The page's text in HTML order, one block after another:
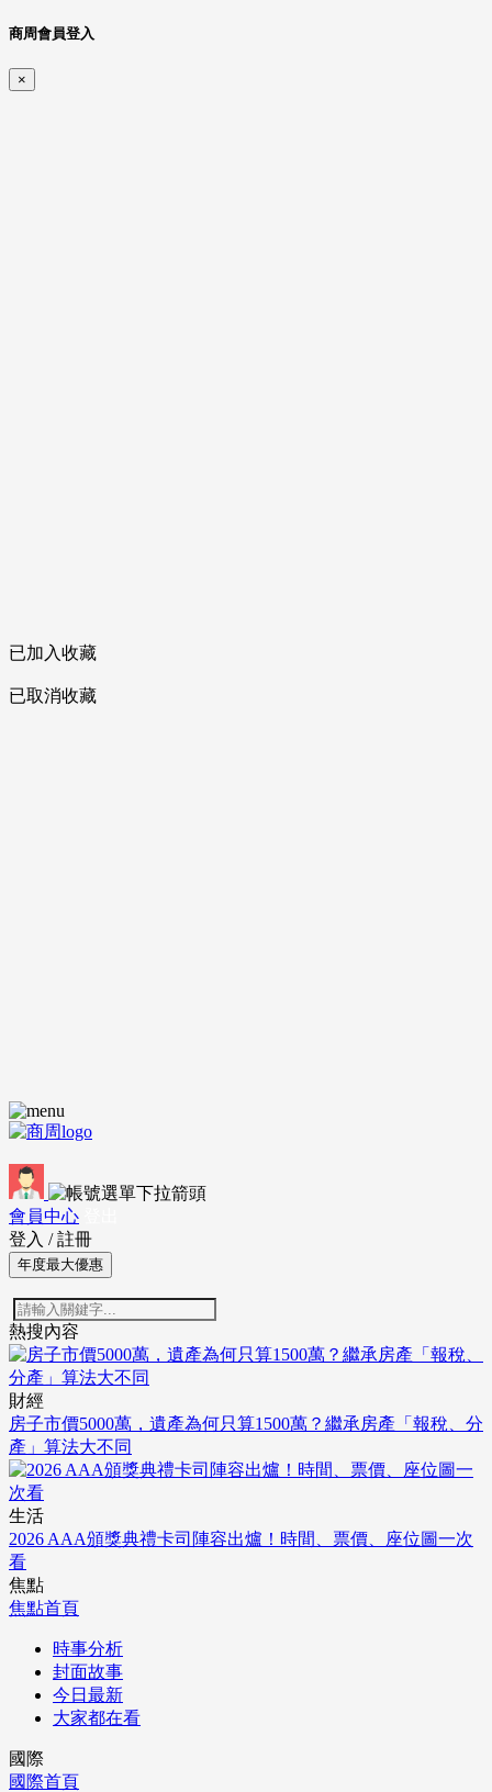
商周會員登入
×
已加入收藏
已取消收藏
會員中心
登入 / 註冊
年度最大優惠
熱搜內容
財經
房子市價5000萬，遺產為何只算1500萬？繼承房產「報稅、分
產」算法大不同
生活
2026 AAA頒獎典禮卡司陣容出爐！時間、票價、座位圖一次
看
焦點
焦點首頁
時事分析
封面故事
今日最新
大家都在看
國際
國際首頁